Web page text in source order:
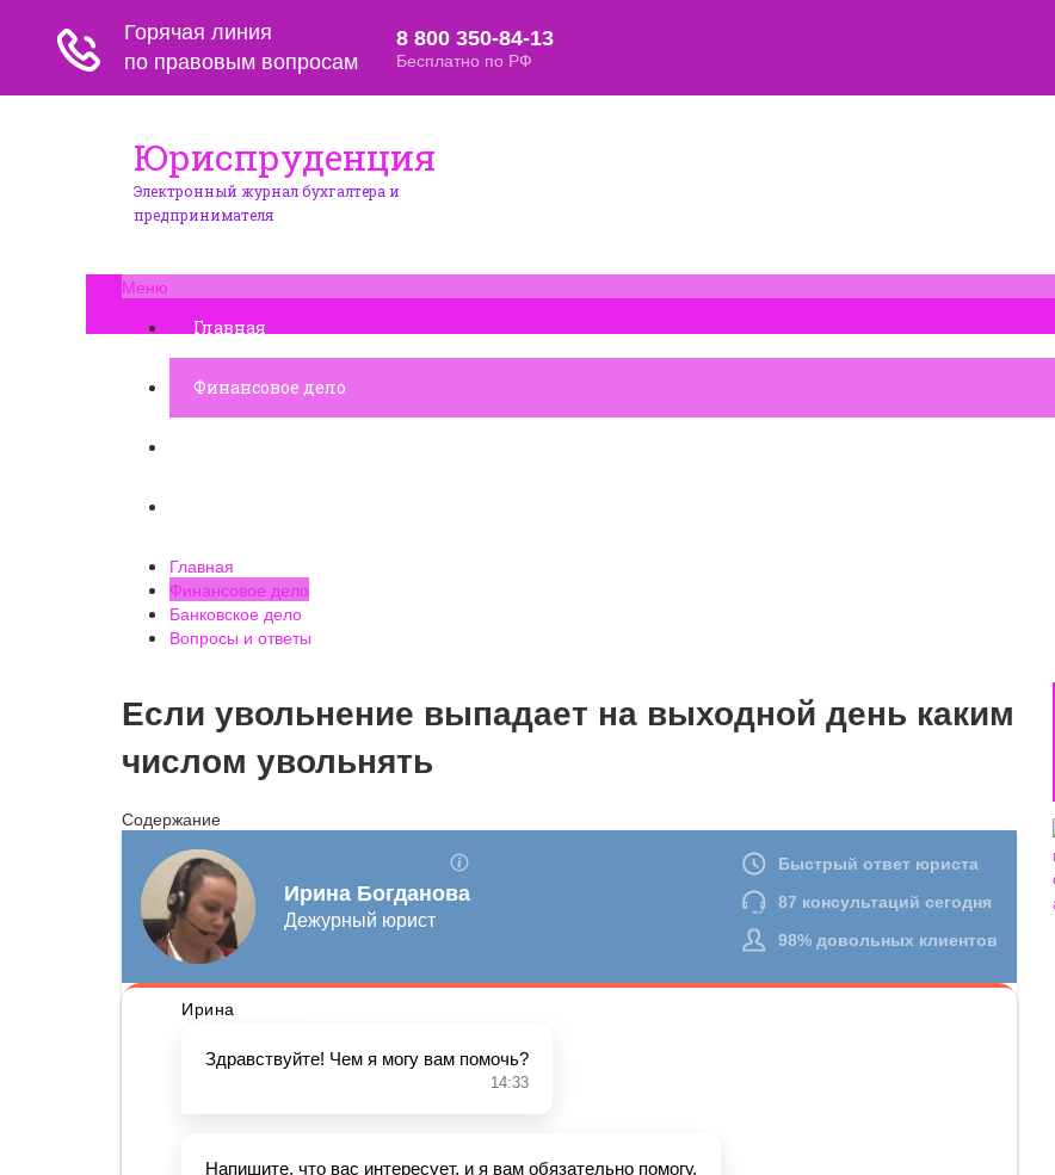
Юриспруденция
Электронный журнал бухгалтера и
предпринимателя
Меню
Главная
Финансовое дело
Главная
Финансовое дело
Банковское дело
Вопросы и ответы
Если увольнение выпадает на выходной день каким
числом увольнять
Содержание